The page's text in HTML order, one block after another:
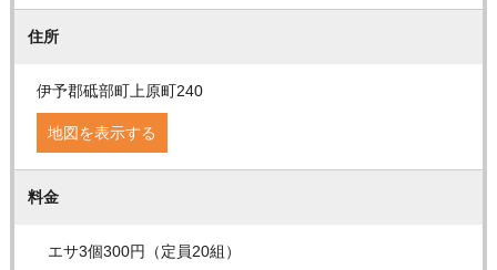
住所
伊予郡砥部町上原町240
地図を表示する
料金
エサ3個300円（定員20組）